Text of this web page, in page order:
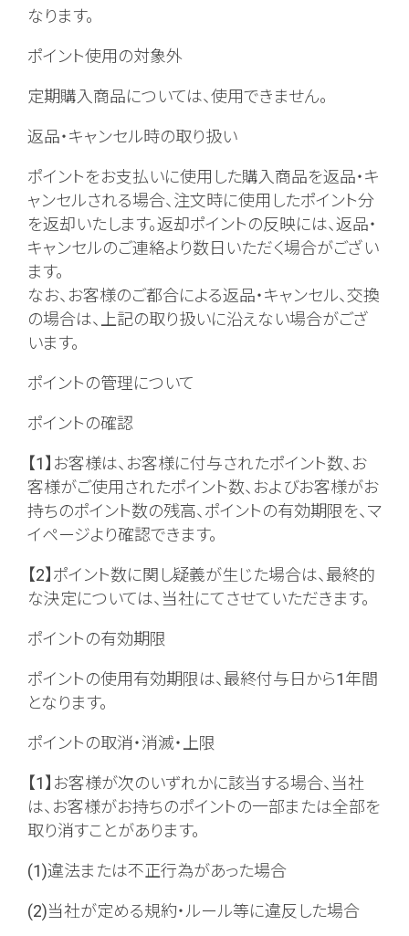
なります。
ポイント使用の対象外
定期購入商品については、使用できません。
返品・キャンセル時の取り扱い
ポイントをお支払いに使用した購入商品を返品・キ
ャンセルされる場合、注文時に使用したポイント分
を返却いたします。返却ポイントの反映には、返品・
キャンセルのご連絡より数日いただく場合がござい
ます。
なお、お客様のご都合による返品・キャンセル、交換
の場合は、上記の取り扱いに沿えない場合がござ
います。
ポイントの管理について
ポイントの確認
【1】お客様は、お客様に付与されたポイント数、お
客様がご使用されたポイント数、およびお客様がお
持ちのポイント数の残高、ポイントの有効期限を、マ
イページより確認できます。
【2】ポイント数に関し疑義が生じた場合は、最終的
な決定については、当社にてさせていただきます。
ポイントの有効期限
ポイントの使用有効期限は、最終付与日から1年間
となります。
ポイントの取消・消滅・上限
【1】お客様が次のいずれかに該当する場合、当社
は、お客様がお持ちのポイントの一部または全部を
取り消すことがあります。
(1)違法または不正行為があった場合
(2)当社が定める規約・ルール等に違反した場合